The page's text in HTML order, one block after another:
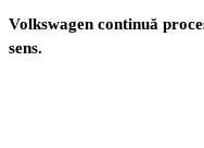
Volkswagen continuă
sens.